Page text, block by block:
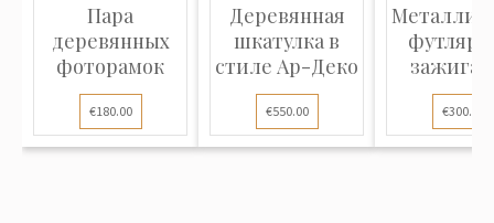
Пара
деревянных
фоторамок
€180.00
Деревянная
шкатулка в
стиле Ар-Деко
€550.00
футляр
"Gucci
€300.00